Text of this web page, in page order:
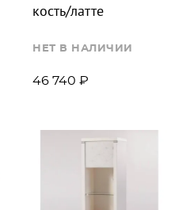
кость/латте
НЕТ В НАЛИЧИИ
46 740 ₽